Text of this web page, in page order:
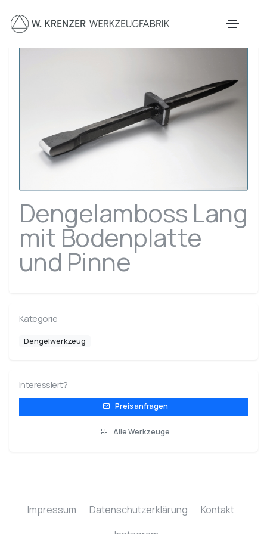
Dengelamboss Lang
mit Bodenplatte
und Pinne
Kategorie
Dengelwerkzeug
Interessiert?
Preis anfragen
Alle Werkzeuge
Impressum Datenschutzerklärung
Kontakt